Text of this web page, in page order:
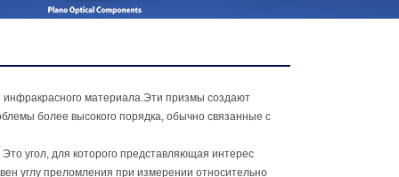
материала.Эти призмы создают
более высокого порядка, обычно связанные с
угол, для которого представляющая интерес
углу преломления при измерении относительно